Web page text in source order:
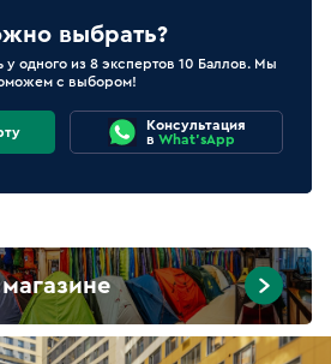
выбрать?
у одного из 8 экспертов 10 Баллов. Мы
с выбором!
Консультация
в What'sApp